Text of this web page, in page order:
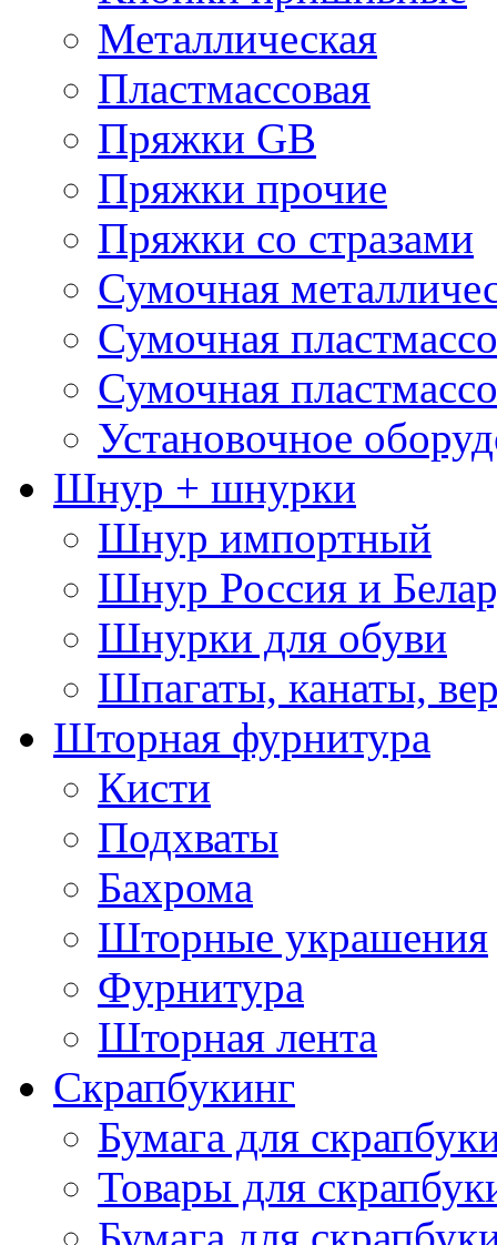
Металлическая
Пластмассовая
Пряжки GB
Пряжки прочие
Пряжки со стразами
Сумочная
Сумочная
Сумочная
Установочное
Шнур + шнурки
Шнур импортный
Шнур Россия и
Шнурки для обуви
Шпагаты, канаты,
Шторная фурнитура
Кисти
Подхваты
Бахрома
Шторные украшения
Фурнитура
Шторная лента
Скрапбукинг
Бумага для
Товары для